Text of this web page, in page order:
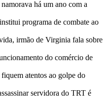
há um ano com a
programa de combate ao
irmão de Virginia fala sobre
do comércio de
atentos ao golpe do
servidora do TRT é